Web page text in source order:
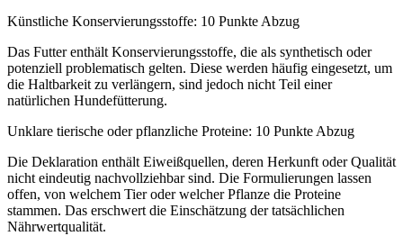
Künstliche Konservierungsstoffe: 10 Punkte Abzug
Das Futter enthält Konservierungsstoffe, die als synthetisch oder
potenziell problematisch gelten. Diese werden häufig eingesetzt, um
die Haltbarkeit zu verlängern, sind jedoch nicht Teil einer
natürlichen Hundefütterung.
Unklare tierische oder pflanzliche Proteine: 10 Punkte Abzug
Die Deklaration enthält Eiweißquellen, deren Herkunft oder Qualität
nicht eindeutig nachvollziehbar sind. Die Formulierungen lassen
offen, von welchem Tier oder welcher Pflanze die Proteine
stammen. Das erschwert die Einschätzung der tatsächlichen
Nährwertqualität.